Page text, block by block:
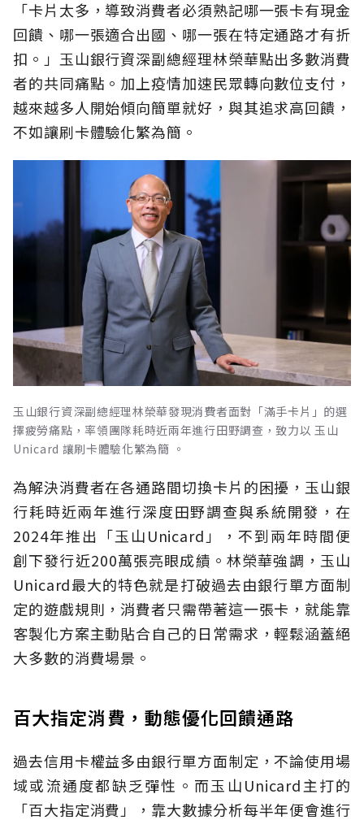
「卡片太多，導致消費者必須熟記哪一張卡有現金
回饋、哪一張適合出國、哪一張在特定通路才有折
扣。」玉山銀行資深副總經理林榮華點出多數消費
者的共同痛點。加上疫情加速民眾轉向數位支付，
越來越多人開始傾向簡單就好，與其追求高回饋，
不如讓刷卡體驗化繁為簡。
玉山銀行資深副總經理林榮華發現消費者面對「滿手卡片」的選
擇疲勞痛點，率領團隊耗時近兩年進行田野調查，致力以 玉山
Unicard 讓刷卡體驗化繁為簡 。
為解決消費者在各通路間切換卡片的困擾，玉山銀
行耗時近兩年進行深度田野調查與系統開發，在
2024年推出「玉山Unicard」，不到兩年時間便
創下發行近200萬張亮眼成績。林榮華強調，玉山
Unicard最大的特色就是打破過去由銀行單方面制
定的遊戲規則，消費者只需帶著這一張卡，就能靠
客製化方案主動貼合自己的日常需求，輕鬆涵蓋絕
大多數的消費場景。
百大指定消費，動態優化回饋通路
過去信用卡權益多由銀行單方面制定，不論使用場
域或流通度都缺乏彈性。而玉山Unicard主打的
「百大指定消費」，靠大數據分析每半年便會進行